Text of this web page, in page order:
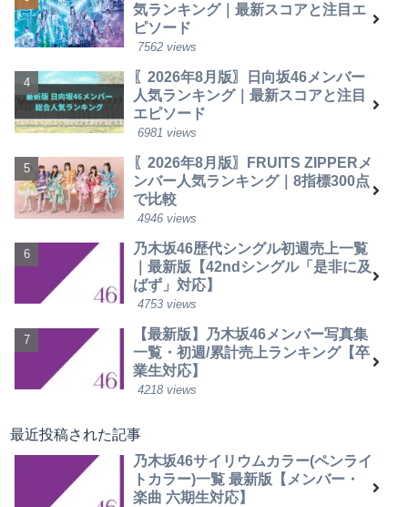
気ランキング｜最新スコアと注目エ
ピソード
7562 views
〖2026年8月版〗日向坂46メンバー
人気ランキング｜最新スコアと注目
エピソード
6981 views
〖2026年8月版〗FRUITS ZIPPERメ
ンバー人気ランキング｜8指標300点
で比較
4946 views
乃木坂46歴代シングル初週売上一覧
｜最新版【42ndシングル「是非に及
ばず」対応】
4753 views
【最新版】乃木坂46メンバー写真集
一覧・初週/累計売上ランキング【卒
業生対応】
4218 views
最近投稿された記事
乃木坂46サイリウムカラー(ペンライ
トカラー)一覧 最新版【メンバー・
楽曲 六期生対応】